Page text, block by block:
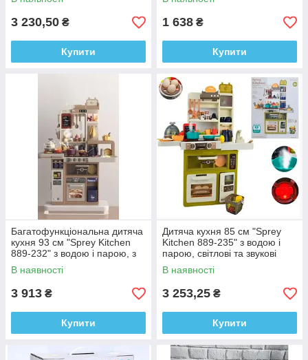
3 230,50 ₴
Купити
1 638 ₴
Купити
Багатофункціональна дитяча
кухня 93 см "Sprey Kitchen
889-232" з водою і парою, з
яйцеваркою
В наявності
3 913 ₴
Купити
Дитяча кухня 85 см "Sprey
Kitchen 889-235" з водою і
парою, світлові та звукові
ефекти
В наявності
3 253,25 ₴
Купити